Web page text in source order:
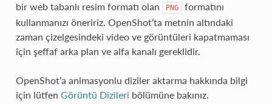
bir web tabanlı resim formatı olan
PNG
formatını
kullanmanızı öneririz. OpenShot’ta metnin altındaki
zaman çizelgesindeki video ve görüntüleri kapatmaması
için şeffaf arka plan ve alfa kanalı gereklidir.
OpenShot’a animasyonlu diziler aktarma hakkında bilgi
için lütfen Görüntü Dizileri bölümüne bakınız.